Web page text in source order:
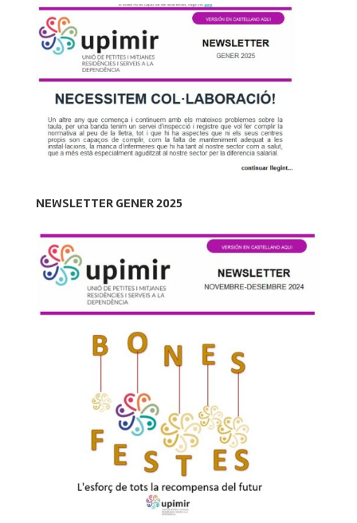
NEWSLETTER GENER 2025